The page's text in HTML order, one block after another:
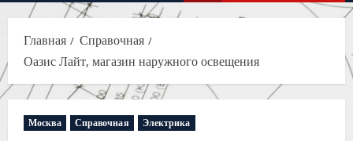
меню
Главная
Справочная
Оазис Лайт, магазин наружного освещения
Москва Справочная Электрика